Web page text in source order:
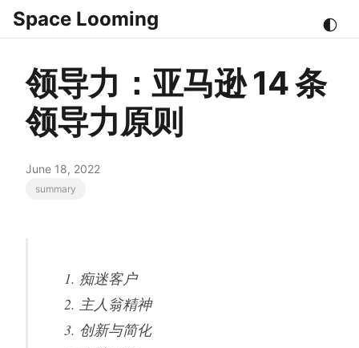
Space Looming 🌓
领导力：亚马逊 14 条
领导力原则
June 18, 2022
summary
痴迷客户
主人翁精神
创新与简化